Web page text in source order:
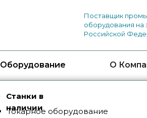
О
Поставщик
оборудования на
Российской
Оборудование
Токарное оборудование
Станки в
наличии